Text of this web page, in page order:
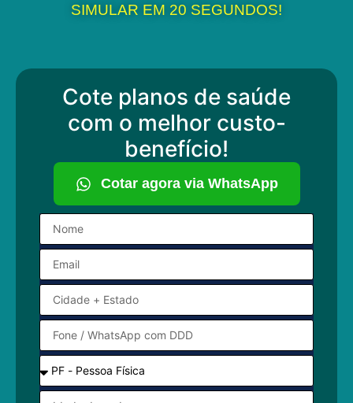
SIMULAR EM 20 SEGUNDOS!
Cote planos de saúde
com o melhor custo-
benefício!
Cotar agora via WhatsApp